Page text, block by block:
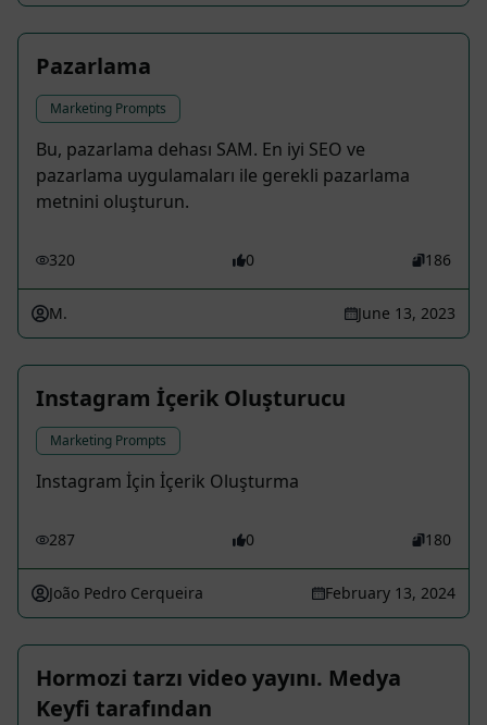
Pazarlama
Marketing Prompts
Bu, pazarlama dehası SAM. En iyi SEO ve
pazarlama uygulamaları ile gerekli pazarlama
metnini oluşturun.
320 0 186
M. June 13, 2023
Instagram İçerik Oluşturucu
Marketing Prompts
Instagram İçin İçerik Oluşturma
287 0 180
João Pedro Cerqueira February 13, 2024
Hormozi tarzı video yayını. Medya
Keyfi tarafından